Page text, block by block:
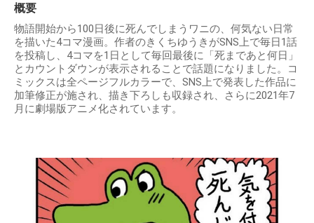
概要
物語開始から100日後に死んでしまうワニの、何気ない日常
を描いた4コマ漫画。作者のきくちゆうきがSNS上で毎日1話
を投稿し、4コマを1日として毎回最後に「死まであと何日」
とカウントダウンが表示されることで話題になりました。コ
ミックスは全ページフルカラーで、SNS上で発表した作品に
加筆修正が施され、描き下ろしも収録され、さらに2021年7
月に劇場版アニメ化されています。